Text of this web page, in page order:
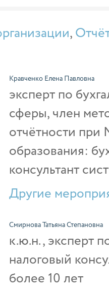
,
Кравченко Елена Павловна
эксперт по
сферы, член
отчётности
образования:
консультант
Другие
Смирнова Татьяна Степановна
к.ю.н., эксперт
налоговый
более 10 лет